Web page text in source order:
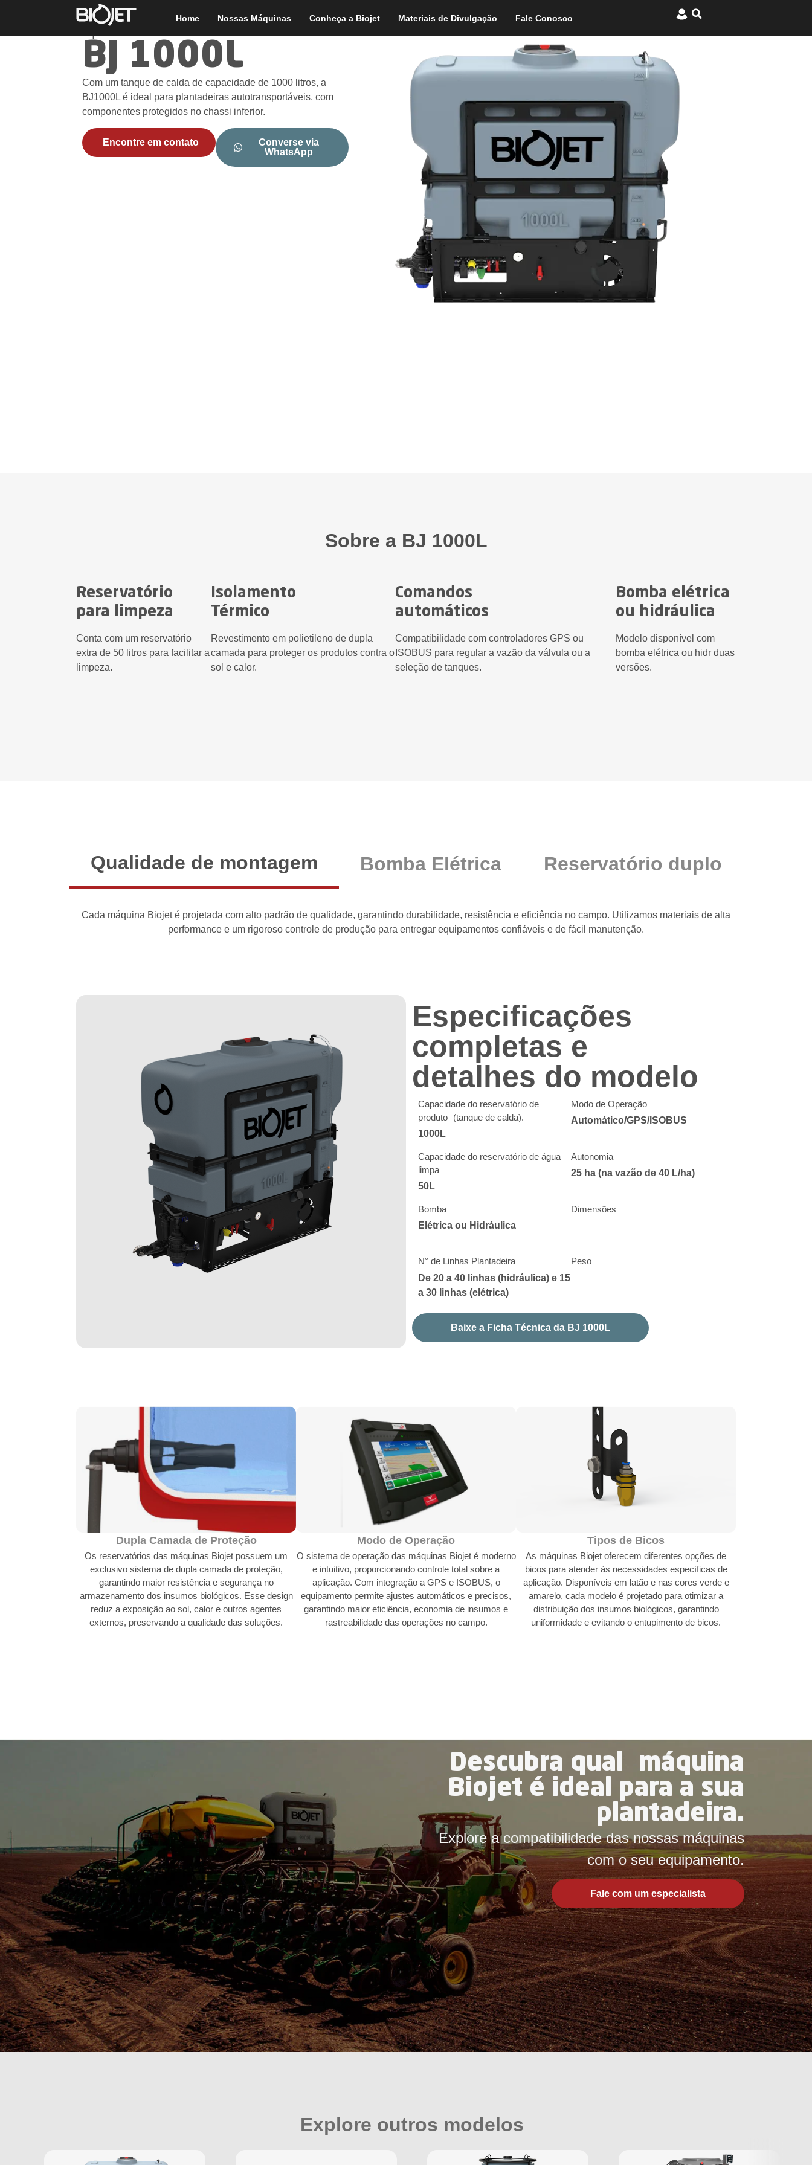
Home Nossas Máquinas Conheça a Biojet Materiais de Divulgação Fale Conosco
Aplicador de Sulco
BJ 1000L
Com um tanque de calda de capacidade de 1000 litros, a
BJ1000L é ideal para plantadeiras autotransportáveis, com
componentes protegidos no chassi inferior.
Encontre em contato
Converse via
WhatsApp
Sobre a BJ 1000L
Reservatório
para limpeza
Conta com um reservatório
extra de 50 litros para facilitar a
limpeza.
Isolamento
Térmico
Revestimento em polietileno de dupla
camada para proteger os produtos contra o
sol e calor.
Comandos
automáticos
Compatibilidade com controladores GPS ou
ISOBUS para regular a vazão da válvula ou a
seleção de tanques.
Bomba elétrica
ou hidráulica
Modelo disponível com
bomba elétrica ou hidr duas
versões.
Qualidade de montagem Bomba Elétrica Reservatório duplo
Cada máquina Biojet é projetada com alto padrão de qualidade, garantindo durabilidade, resistência e eficiência no campo. Utilizamos materiais de alta
performance e um rigoroso controle de produção para entregar equipamentos confiáveis e de fácil manutenção.
Especificações
completas e
detalhes do modelo
Capacidade do reservatório de
produto (tanque de calda).
1000L
Modo de Operação
Automático/GPS/ISOBUS
Capacidade do reservatório de água
limpa
50L
Autonomia
25 ha (na vazão de 40 L/ha)
Bomba
Elétrica ou Hidráulica
Dimensões
N° de Linhas Plantadeira
De 20 a 40 linhas (hidráulica) e 15
a 30 linhas (elétrica)
Peso
Baixe a Ficha Técnica da BJ 1000L
Dupla Camada de Proteção
Os reservatórios das máquinas Biojet possuem um
exclusivo sistema de dupla camada de proteção,
garantindo maior resistência e segurança no
armazenamento dos insumos biológicos. Esse design
reduz a exposição ao sol, calor e outros agentes
externos, preservando a qualidade das soluções.
Modo de Operação
O sistema de operação das máquinas Biojet é moderno
e intuitivo, proporcionando controle total sobre a
aplicação. Com integração a GPS e ISOBUS, o
equipamento permite ajustes automáticos e precisos,
garantindo maior eficiência, economia de insumos e
rastreabilidade das operações no campo.
Tipos de Bicos
As máquinas Biojet oferecem diferentes opções de
bicos para atender às necessidades específicas de
aplicação. Disponíveis em latão e nas cores verde e
amarelo, cada modelo é projetado para otimizar a
distribuição dos insumos biológicos, garantindo
uniformidade e evitando o entupimento de bicos.
Descubra qual máquina
Biojet é ideal para a sua
plantadeira.
Explore a compatibilidade das nossas máquinas
com o seu equipamento.
Fale com um especialista
Explore outros modelos